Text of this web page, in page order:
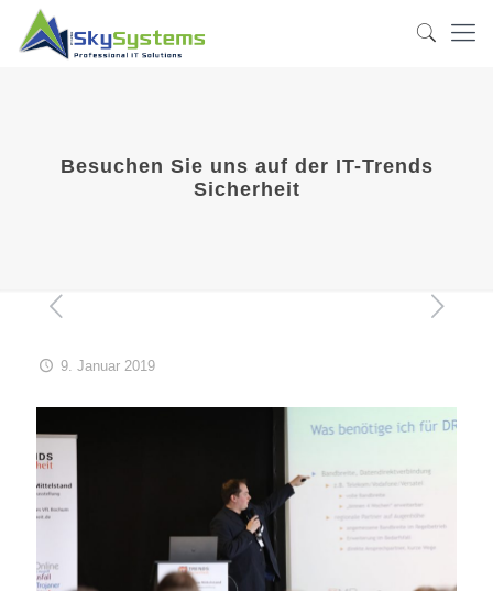
Besuchen Sie uns auf der IT-Trends
Sicherheit
9. Januar 2019